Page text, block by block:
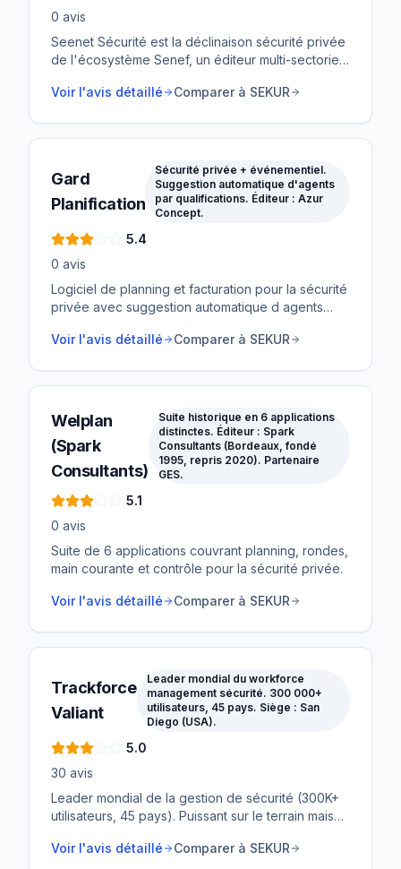
0 avis
Seenet Sécurité est la déclinaison sécurité privée
de l'écosystème Senef, un éditeur multi-sectoriel
intégration native Silae pour la paie et des
Voir l'avis détaillé Comparer à SEKUR
Gard
Planification
Sécurité privée + événementiel.
Suggestion automatique d'agents
par qualifications. Éditeur : Azur
Concept.
5.4
0 avis
Logiciel de planning et facturation pour la sécurité
privée avec suggestion automatique d agents
Voir l'avis détaillé
Comparer à SEKUR
Welplan
(Spark
Consultants)
Suite historique en 6 applications
distinctes. Éditeur : Spark
Consultants (Bordeaux, fondé
1995, repris 2020). Partenaire
GES.
5.1
0 avis
Suite de 6 applications couvrant planning, rondes,
main courante et contrôle pour la sécurité privée.
Voir l'avis détaillé Comparer à SEKUR
Trackforce
Valiant
Leader mondial du workforce
management sécurité. 300 000+
utilisateurs, 45 pays. Siège : San
Diego (USA).
5.0
30 avis
Leader mondial de la gestion de sécurité (300K+
utilisateurs, 45 pays). Puissant sur le terrain mais
Voir l'avis détaillé
Comparer à SEKUR